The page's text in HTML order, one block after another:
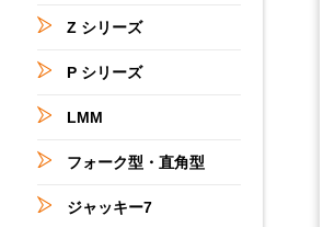
Z シリーズ
P シリーズ
LMM
フォーク型・直角型
ジャッキー7